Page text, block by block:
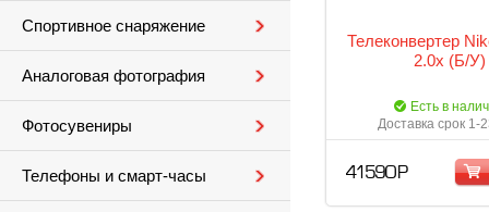
Спортивное снаряжение
Аналоговая фотография
Фотосувениры
Телефоны и смарт-часы
Телеконвертер
2.0x (Б/У)
Есть в
Доставка срок 1-
41 590 Р